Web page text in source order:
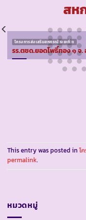
สห
โครงการส่งเสริมสหกรณ์ ระยะที่ ๑
รร.ตชด.ยอดโพธิ์ทอง ๑ จ
This entry was posted in โ
permalink.
หมวดหมู่